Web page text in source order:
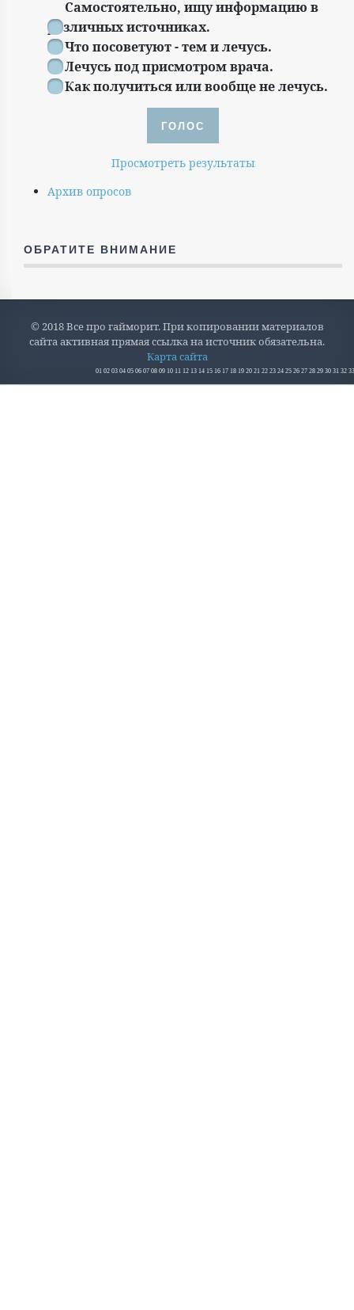
Самостоятельно, ищу информацию в
различных источниках.
Что посоветуют - тем и лечусь.
Лечусь под присмотром врача.
Как получиться или вообще не лечусь.
Просмотреть результаты
Архив опросов
ОБРАТИТЕ ВНИМАНИЕ
© 2018 Все про гайморит. При копировании материалов
сайта активная прямая ссылка на источник обязательна.
Карта сайта
01 02 03 04 05 06 07 08 09 10 11 12 13 14 15 16 17 18 19 20 21 22 23 24 25 26 27 28 29 30 31 32 33